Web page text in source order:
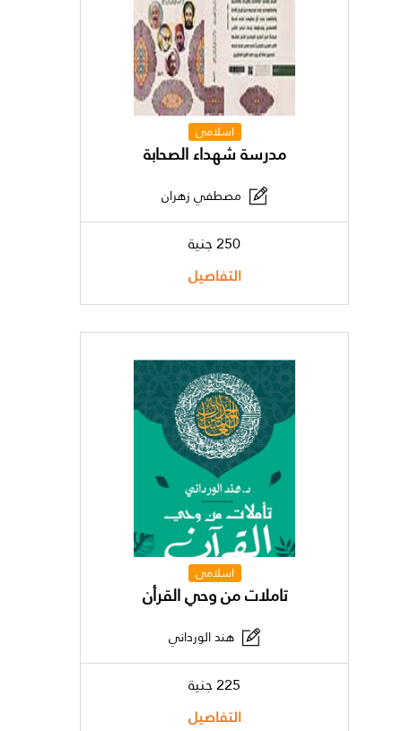
اسلامى
مدرسة شهداء الصحابة
مصطفي زهران
250 جنية
التفاصيل
اسلامى
تاملات من وحي القرأن
هند الورداني
225 جنية
التفاصيل